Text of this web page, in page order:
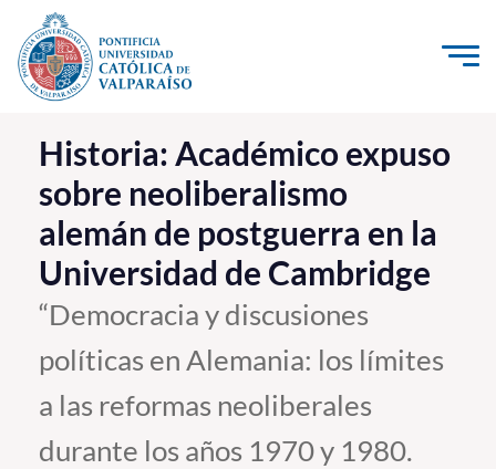
Click acá para ir directamente al contenido
La Universidad
Investigación, Creación e Innovación
PUCV Internacional
Vinculación con el Medio
Admisión
Pregrado
Postgrado
Historia: Académico expuso
sobre neoliberalismo
alemán de postguerra en la
Universidad de Cambridge
“Democracia y discusiones
políticas en Alemania: los límites
a las reformas neoliberales
durante los años 1970 y 1980.